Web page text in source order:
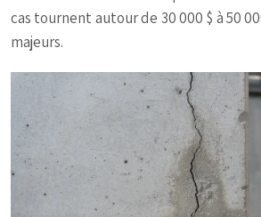
cas tournent autour de 30 000 $ à 50
majeurs.